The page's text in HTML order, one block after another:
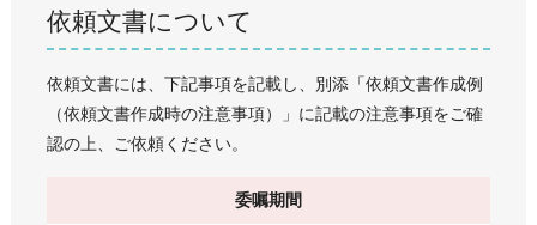
依頼文書について
依頼文書には、下記事項を記載し、別添「依頼文書作成例
（依頼文書作成時の注意事項）」に記載の注意事項をご確
認の上、ご依頼ください。
委嘱期間